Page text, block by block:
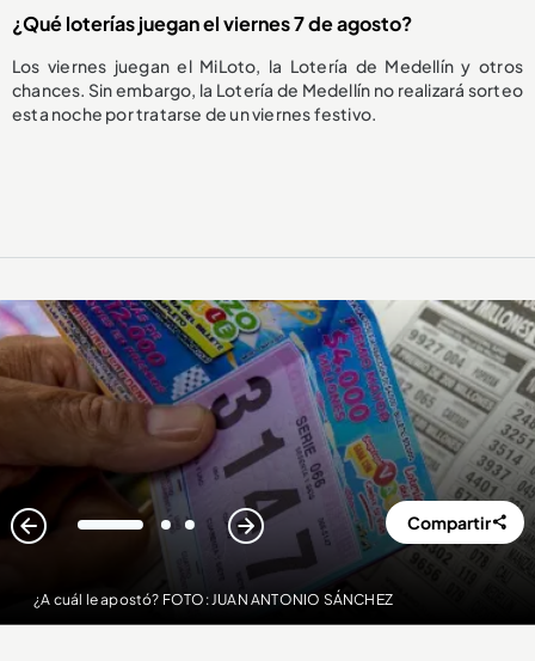
¿Qué loterías juegan el viernes 7 de agosto?
Los viernes juegan el MiLoto, la Lotería de Medellín y otros
chances. Sin embargo, la Lotería de Medellín no realizará sorteo
esta noche por tratarse de un viernes festivo.
¿A cuál le apostó? FOTO: JUAN ANTONIO SÁNCHEZ
1 2 3 Compartir